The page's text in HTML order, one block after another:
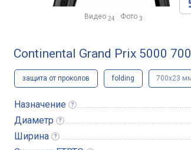
Видео 24 Фото 3
Continental Grand Prix 5000
защита от проколов folding 700x23
Назначение
Диаметр
Ширина